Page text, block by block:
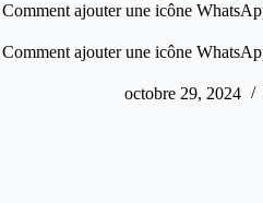
Comment ajouter une icône
Comment ajouter une icône
octobre 29, 2024